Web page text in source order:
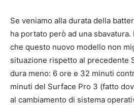
Se veniamo alla durata della
ha portato però ad una
che questo nuovo modello non
situazione rispetto al precedente
dura meno: 6 ore e 32 minuti
minuti del Surface Pro 3 (fatto
al cambiamento di sistema